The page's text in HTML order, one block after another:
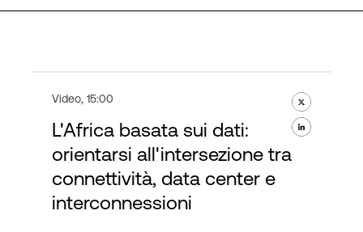
PlatformDIGITAL®
Video, 15:00
L'Africa basata sui dati:
orientarsi all'intersezione tra
connettività, data center e
interconnessioni